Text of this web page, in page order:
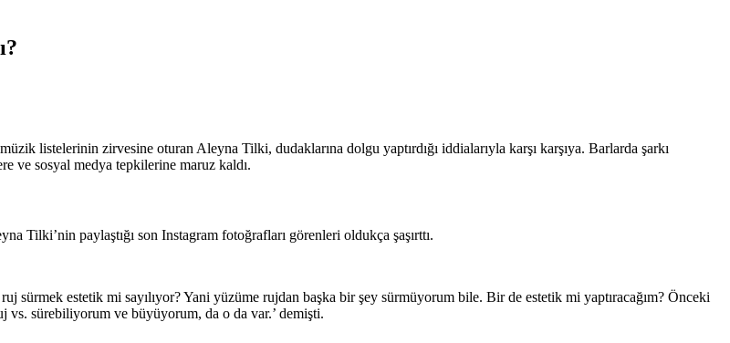
listelerinin zirvesine oturan Aleyna Tilki, dudaklarına dolgu yaptırdığı iddialarıyla karşı karşıya. Barlarda şarkı
ve sosyal medya tepkilerine maruz kaldı.
paylaştığı son Instagram fotoğrafları görenleri oldukça şaşırttı.
sürmek estetik mi sayılıyor? Yani yüzüme rujdan başka bir şey sürmüyorum bile. Bir de estetik mi yaptıracağım? Önceki
vs. sürebiliyorum ve büyüyorum, da o da var.’ demişti.